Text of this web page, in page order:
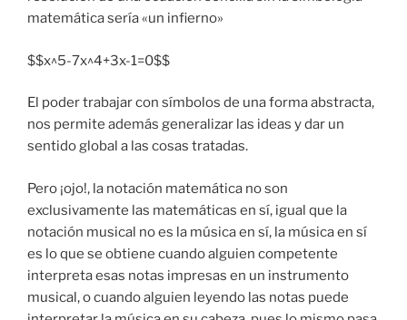
matemática sería «un infierno»
$$x^5-7x^4+3x-1=0$$
El poder trabajar con símbolos de una forma abstracta,
nos permite además generalizar las ideas y dar un
sentido global a las cosas tratadas.
Pero ¡ojo!, la notación matemática no son
exclusivamente las matemáticas en sí, igual que la
notación musical no es la música en sí, la música en sí
es lo que se obtiene cuando alguien competente
interpreta esas notas impresas en un instrumento
musical, o cuando alguien leyendo las notas puede